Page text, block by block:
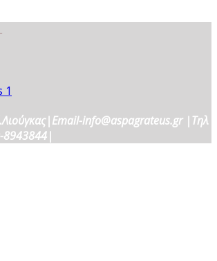
1
info@aspagrateus.gr |Τηλ